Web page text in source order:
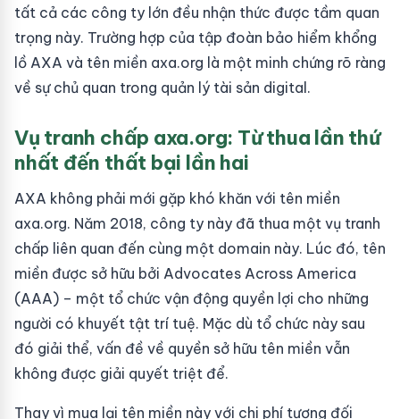
tất cả các công ty lớn đều nhận thức được tầm quan
trọng này. Trường hợp của tập đoàn bảo hiểm khổng
lồ AXA và tên miền axa.org là một minh chứng rõ ràng
về sự chủ quan trong quản lý tài sản digital.
Vụ tranh chấp axa.org: Từ thua lần thứ
nhất đến thất bại lần hai
AXA không phải mới gặp khó khăn với tên miền
axa.org. Năm 2018, công ty này đã thua một vụ tranh
chấp liên quan đến cùng một domain này. Lúc đó, tên
miền được sở hữu bởi Advocates Across America
(AAA) – một tổ chức vận động quyền lợi cho những
người có khuyết tật trí tuệ. Mặc dù tổ chức này sau
đó giải thể, vấn đề về quyền sở hữu tên miền vẫn
không được giải quyết triệt để.
Thay vì mua lại tên miền này với chi phí tương đối